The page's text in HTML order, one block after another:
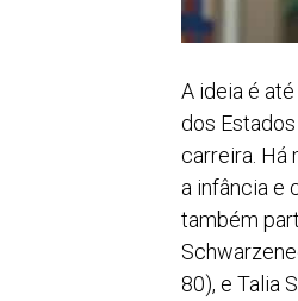
A ideia é
dos
carreira. Há
a infância e
também
80), e Talia